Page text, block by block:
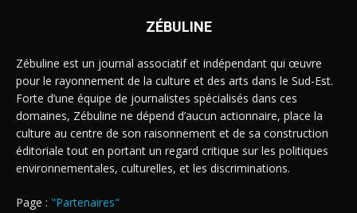
ZÉBULINE
Zébuline est un journal associatif et indépendant qui œuvre
pour le rayonnement de la culture et des arts dans le Sud-Est.
Forte d’une équipe de journalistes spécialisés dans ces
domaines, Zébuline ne dépend d’aucun actionnaire, place la
culture au centre de son raisonnement et de sa construction
éditoriale tout en portant un regard critique sur les politiques
environnementales, culturelles, et les discriminations.
Page : "Partenaires"